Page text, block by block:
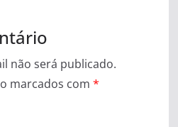
não será publicado.
marcados com *